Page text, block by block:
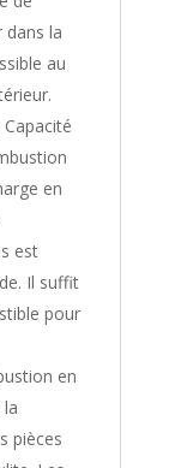
dans la
au
en
est
Il suffit
pour
en
pièces